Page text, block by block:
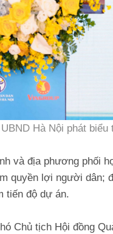
Hà Nội phát biểu
và địa phương phối
quyền lợi người dân;
tiến độ dự án.
Chủ tịch Hội đồng